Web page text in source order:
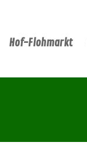
Hof-Flohmarkt